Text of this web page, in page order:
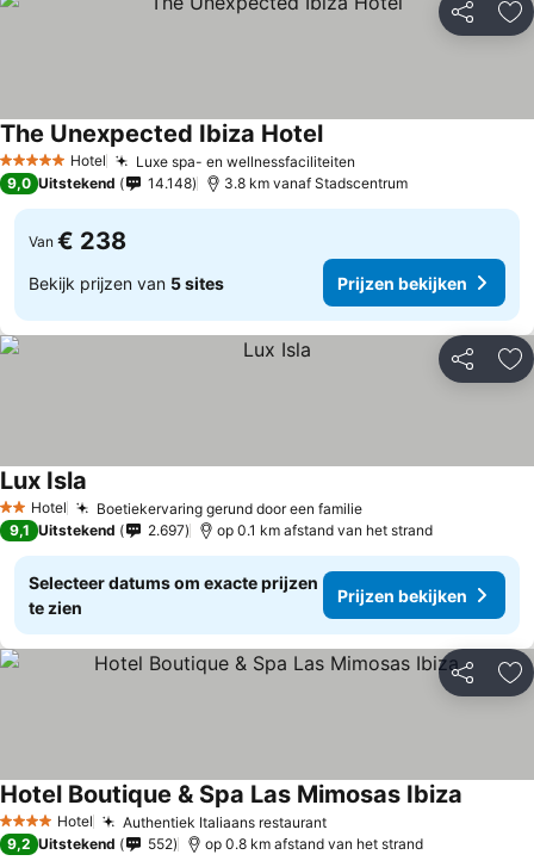
Delen
5 Sterren Hotel Luxe spa- en wellnessfaciliteiten
The Unexpected Ibiza HotelPrijzen bekijken
9,0 Uitstekend 14.148 3.8 km vanaf Stadscentrum
Van € 238
Bekijk prijzen van 5 sites Prijzen bekijken
Delen
2 Sterren
Hotel Boetiekervaring gerund door een familiePrijzen bekijken
Lux Isla
9,1 Uitstekend 2.697 op 0.1 km afstand van het strand
Selecteer datums om exacte prijzen
te zien
Prijzen bekijken
Delen
4 SterrenHotel Authentiek Italiaans restaurantPrijzen bekijken
Hotel Boutique & Spa Las Mimosas Ibiza
9,2 Uitstekend 552 op 0.8 km afstand van het strand